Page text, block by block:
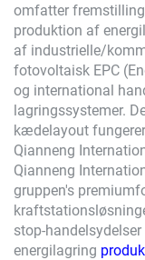
omfatter
produktion af
af industrielle/
fotovoltaisk EPC
og international
lagringssystemer.
kædelayout
Qianneng
Qianneng
gruppen's
stop-
energilagring